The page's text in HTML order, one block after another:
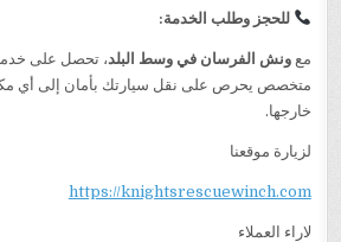
للحجز وطلب الخدمة:
معونش الفرسان في وسط البلد، تحصل على
متخصص يحرص على نقل سيارتك بأمان إلى أي
خارجها.
لزيارة موقعنا
https://knightsrescuewinch.com
لاراء العملاء